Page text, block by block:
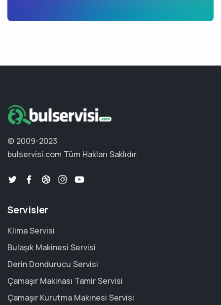
© 2009-2023
bulservisi.com Tüm Hakları Saklıdır.
Servisler
Klima Servisi
Bulaşık Makinesi Servisi
Derin Dondurucu Servisi
Çamaşır Makinası Tamir Servisi
Çamaşır Kurutma Makinesi Servisi